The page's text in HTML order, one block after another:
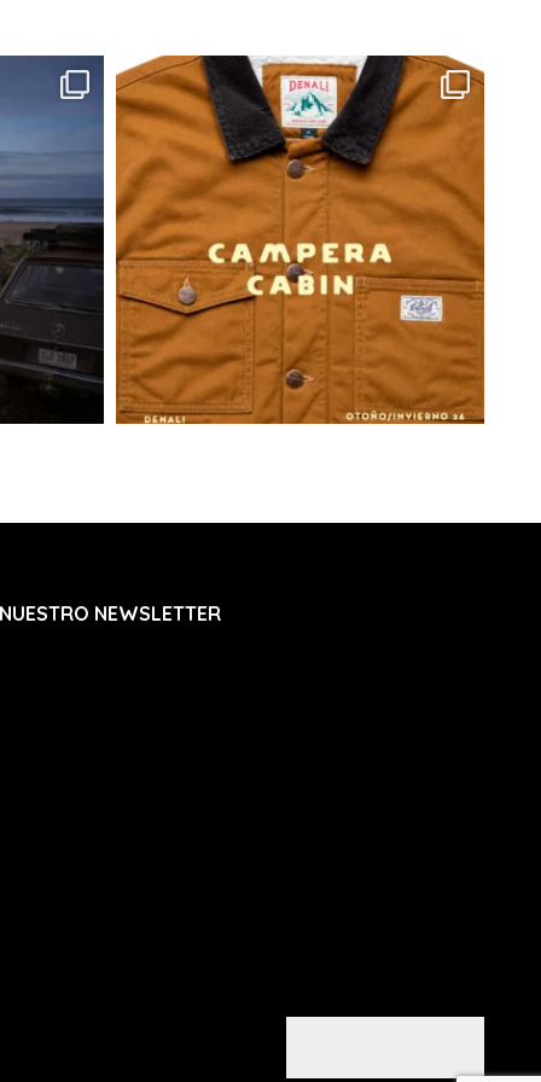
a definir con el courier):
serán realizados por la empresa DAC
de 08 a 18 hs. No se entregan pedidos los
ser recibida por cualquier persona mayor de
en tu domicilio, presentando su
en tu domicilio para recibir la entrega de tu
dejará una tarjeta de aviso y se
intento de visita el siguiente día hábil.
en el 2do intento no se completa la
volverá a Joaquín Nuñez 2705 Ap. 601 y se
20 días para que puedas retirarlo. Si no
será devuelto a nuestras oficinas y te
coordinar una nueva entrega abonando un
De no realizarse el pago para el nuevo
30 días siguientes, la marca se reserva el
el pedido.
NEWSLETTER